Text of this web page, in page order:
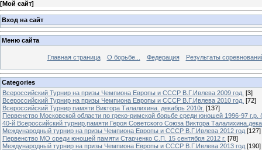
[Мой сайт]
Вход на сайт
Меню сайта
Главная страница О борьбе... Федерация Результаты
Categories
Всероссийский Турнир на призы Чемпиона Европы и СССР В.Г.Ивлева 2009 год. [3]
Всероссийский Турнир на призы Чемпиона Европы и СССР В.Г.Ивлева 2010 год. [72]
Всероссийский Турнир памяти Виктора Талалихина. декабрь 2010г. [137]
Первенство Московской области по греко-римской борьбе среди юношей 1996-97 г.р.
40-й Всероссийский турнир,памяти Героя Советского Союза Виктора
Международный турнир на призы Чемпиона Европы и СССР В.Г.Ивлева 2012 год [127]
Первенство МО среди юношей памяти Старченко С.П. 15 сентября 2012 г. [78]
Международный турнир на призы Чемпиона Европы и СССР В.Г.Ивлева 2013 год [190]